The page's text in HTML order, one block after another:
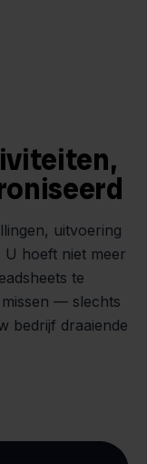
uitvoering
U hoeft niet meer
te
— slechts
bedrijf draaiende